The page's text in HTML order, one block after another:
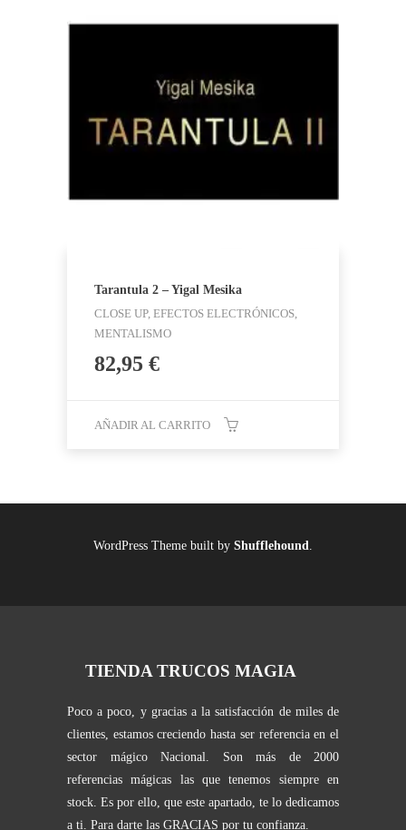
Tarantula 2 – Yigal Mesika
CLOSE UP, EFECTOS ELECTRÓNICOS,
MENTALISMO
82,95 €
AÑADIR AL CARRITO
WordPress Theme built by Shufflehound
TIENDA TRUCOS MAGIA
Poco a poco, y gracias a la satisfacción de miles de
clientes, estamos creciendo hasta ser referencia en el
sector mágico Nacional. Son más de 2000
referencias mágicas las que tenemos siempre en
stock. Es por ello, que este apartado, te lo dedicamos
a ti. Para darte las GRACIAS por tu confianza.